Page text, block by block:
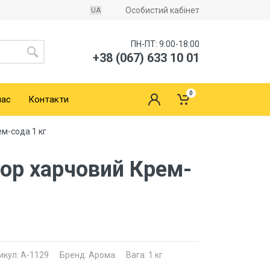
UA Особистий кабінет
ПН-ПТ: 9:00-18:00
+38 (067) 633 10 01
Контакти
0
сода 1 кг
харчовий Крем-
A-1129 Бренд: Арома Вага: 1 кг